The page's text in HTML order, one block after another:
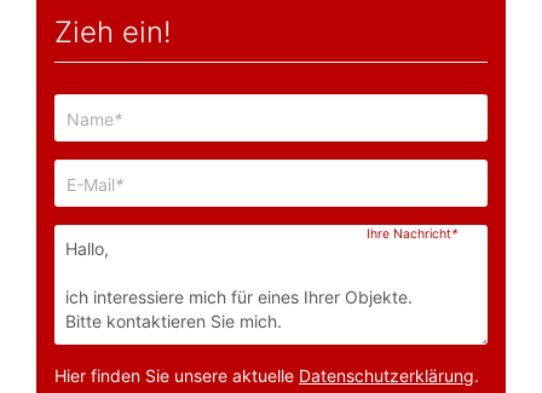
Zieh ein!
Name*
E-Mail*
Ihre Nachricht*
Hier finden Sie unsere aktuelle Datenschutzerklärung.